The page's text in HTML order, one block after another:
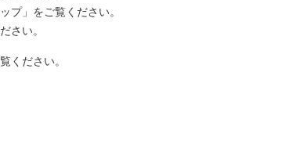
プ」をご覧ください。
さい。
ください。